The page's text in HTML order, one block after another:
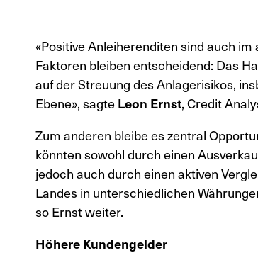
«Positive Anleiherenditen sind auch
Faktoren bleiben entscheidend: Das
auf der Streuung des Anlagerisikos,
Ebene», sagte Leon Ernst, Credit
Zum anderen bleibe es zentral
könnten sowohl durch einen
jedoch auch durch einen aktiven
Landes in unterschiedlichen
so Ernst weiter.
Höhere Kundengelder